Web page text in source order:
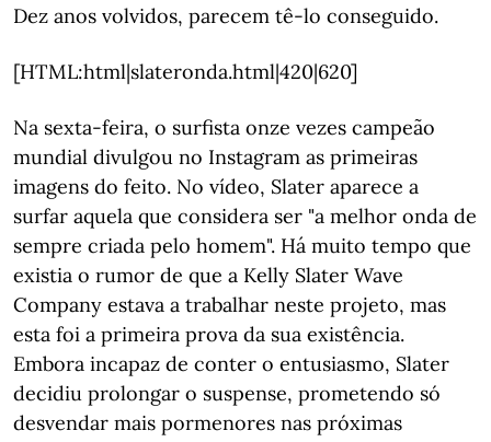
Dez anos volvidos, parecem tê-lo conseguido.
[HTML:html|slateronda.html|420|620]
Na sexta-feira, o surfista onze vezes campeão
mundial divulgou no Instagram as primeiras
imagens do feito. No vídeo, Slater aparece a
surfar aquela que considera ser "a melhor onda de
sempre criada pelo homem". Há muito tempo que
existia o rumor de que a Kelly Slater Wave
Company estava a trabalhar neste projeto, mas
esta foi a primeira prova da sua existência.
Embora incapaz de conter o entusiasmo, Slater
decidiu prolongar o suspense, prometendo só
desvendar mais pormenores nas próximas